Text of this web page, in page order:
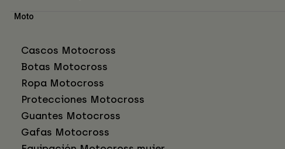
Moto
Cascos Motocross
Botas Motocross
Ropa Motocross
Protecciones Motocross
Guantes Motocross
Gafas Motocross